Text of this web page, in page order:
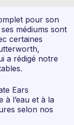
pour son
médiums sont
certaines
a rédigé notre
Ears
à l’eau et à la
selon nos